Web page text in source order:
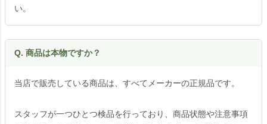
い。
Q. 商品は本物ですか？
当店で販売している商品は、すべてメーカーの正規品です。
スタッフが一つひとつ検品を行っており、商品状態や注意事項